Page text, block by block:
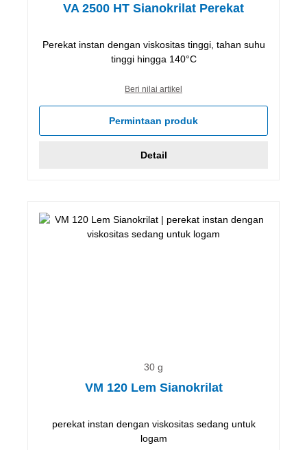
VA 2500 HT Sianokrilat Perekat
Perekat instan dengan viskositas tinggi, tahan suhu
tinggi hingga 140°C
Beri nilai artikel
Permintaan produk
Detail
30 g
VM 120 Lem Sianokrilat
perekat instan dengan viskositas sedang untuk
logam